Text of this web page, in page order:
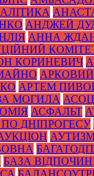
АНДЖЕЙ
АННА
КОРИНЕВИЧ
АРКОВИЙ
АРТЕМ
МОГИЛА
АСФАЛЬТ
ДНІПРОГЕСУ
БАЗА